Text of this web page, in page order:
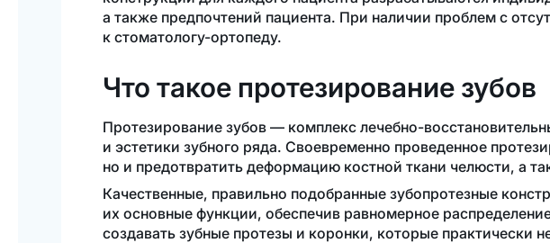
а также предпочтений пациента. При наличии проблем с
к стоматологу-ортопеду.
Что такое протезирование зубов
Протезирование зубов — комплекс лечебно-
и эстетики зубного ряда. Своевременно проведенное
но и предотвратить деформацию костной ткани челюсти, а
Качественные, правильно подобранные зубопротезные
их основные функции, обеспечив равномерное
создавать зубные протезы и коронки, которые практически